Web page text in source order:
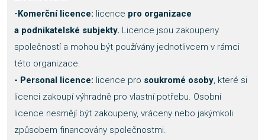
-Komerční licence: licence pro organizace
a podnikatelské subjekty. Licence jsou zakoupeny
společností a mohou být používány jednotlivcem v rámci
této organizace.
- Personal licence: licence pro soukromé osoby, které si
licenci zakoupí výhradně pro vlastní potřebu. Osobní
licence nesmějí být zakoupeny, vráceny nebo jakýmkoli
způsobem financovány společnostmi.